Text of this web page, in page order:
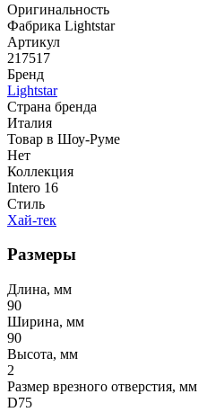
Оригинальность
Фабрика Lightstar
Артикул
217517
Бренд
Lightstar
Страна бренда
Италия
Товар в Шоу-Руме
Нет
Коллекция
Intero 16
Стиль
Хай-тек
Размеры
Длина, мм
90
Ширина, мм
90
Высота, мм
2
Размер врезного отверстия, мм
D75